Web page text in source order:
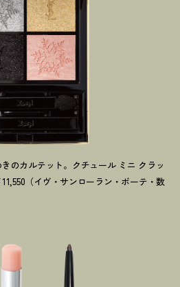
のカルテット。クチュール ミニ クラッ
（イヴ・サンローラン・ボーテ・数